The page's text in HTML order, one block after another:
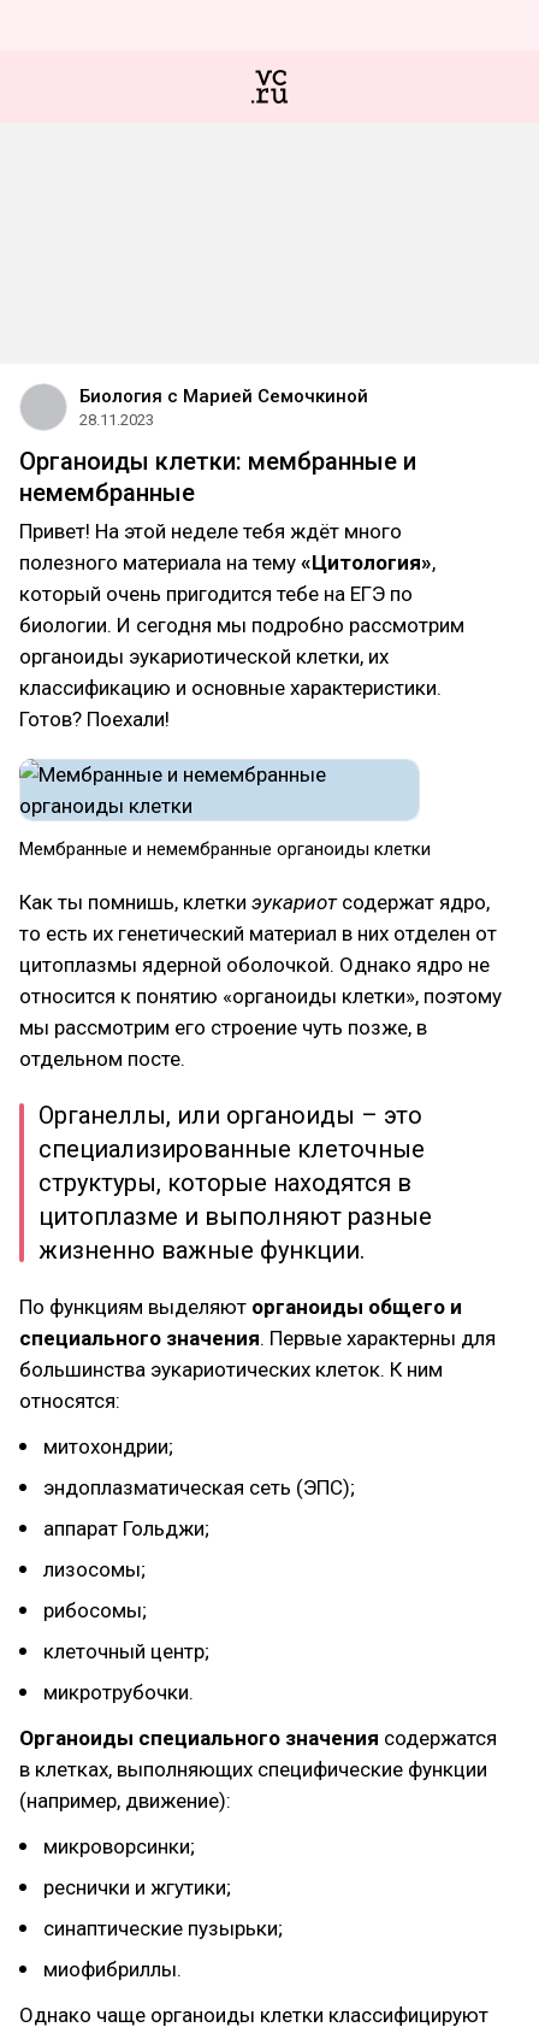
Биология с Марией Семочкиной
28.11.2023
Органоиды клетки: мембранные и
немембранные
Привет! На этой неделе тебя ждёт много
полезного материала на тему «Цитология»,
который очень пригодится тебе на ЕГЭ по
биологии. И сегодня мы подробно рассмотрим
органоиды эукариотической клетки, их
классификацию и основные характеристики.
Готов? Поехали!
Мембранные и немембранные органоиды клетки
Как ты помнишь, клетки эукариот содержат ядро,
то есть их генетический материал в них отделен от
цитоплазмы ядерной оболочкой. Однако ядро не
относится к понятию «органоиды клетки», поэтому
мы рассмотрим его строение чуть позже, в
отдельном посте.
Органеллы, или органоиды – это
специализированные клеточные
структуры, которые находятся в
цитоплазме и выполняют разные
жизненно важные функции.
По функциям выделяют органоиды общего и
специального значения. Первые характерны для
большинства эукариотических клеток. К ним
относятся:
митохондрии;
эндоплазматическая сеть (ЭПС);
аппарат Гольджи;
лизосомы;
рибосомы;
клеточный центр;
микротрубочки.
Органоиды специального значения содержатся
в клетках, выполняющих специфические функции
(например, движение):
микроворсинки;
реснички и жгутики;
синаптические пузырьки;
миофибриллы.
Однако чаще органоиды клетки классифицируют